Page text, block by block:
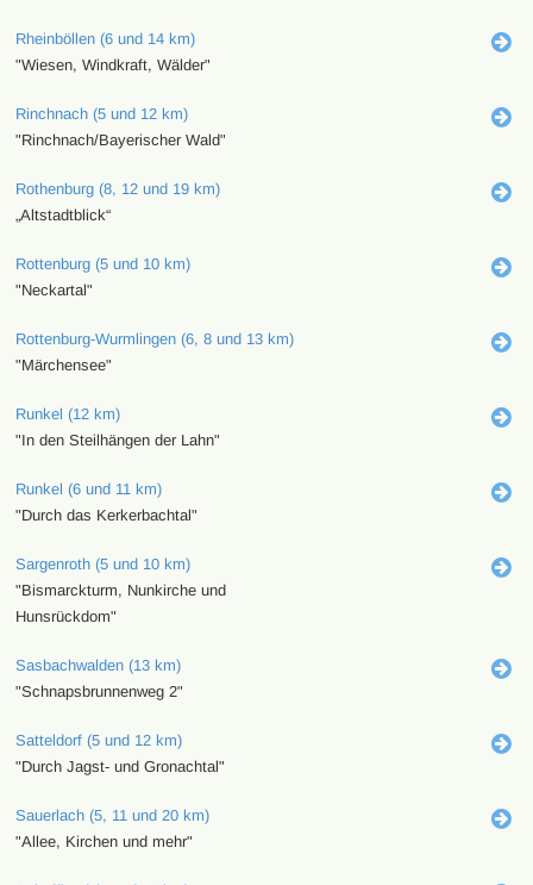
Rheinböllen (6 und 14 km)
"Wiesen, Windkraft, Wälder"
Rinchnach (5 und 12 km)
"Rinchnach/Bayerischer Wald"
Rothenburg (8, 12 und 19 km)
„Altstadtblick“
Rottenburg (5 und 10 km)
"Neckartal"
Rottenburg-Wurmlingen (6, 8 und 13 km)
"Märchensee"
Runkel (12 km)
"In den Steilhängen der Lahn"
Runkel (6 und 11 km)
"Durch das Kerkerbachtal"
Sargenroth (5 und 10 km)
"Bismarckturm, Nunkirche und
Hunsrückdom"
Sasbachwalden (13 km)
"Schnapsbrunnenweg 2"
Satteldorf (5 und 12 km)
"Durch Jagst- und Gronachtal"
Sauerlach (5, 11 und 20 km)
"Allee, Kirchen und mehr"